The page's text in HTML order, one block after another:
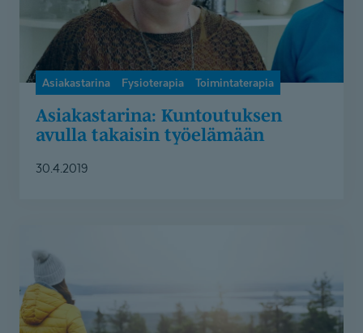
Asiakastarina Fysioterapia Toimintaterapia
Asiakastarina: Kuntoutuksen
avulla takaisin työelämään
30.4.2019
toimintaterapia:
kehon,
mielen